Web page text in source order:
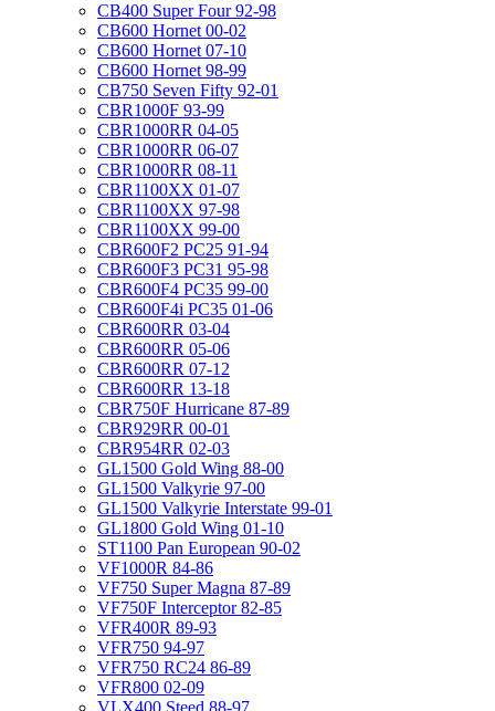
CB400 Super Four 92-98
CB600 Hornet 00-02
CB600 Hornet 07-10
CB600 Hornet 98-99
CB750 Seven Fifty 92-01
CBR1000F 93-99
CBR1000RR 04-05
CBR1000RR 06-07
CBR1000RR 08-11
CBR1100XX 01-07
CBR1100XX 97-98
CBR1100XX 99-00
CBR600F2 PC25 91-94
CBR600F3 PC31 95-98
CBR600F4 PC35 99-00
CBR600F4i PC35 01-06
CBR600RR 03-04
CBR600RR 05-06
CBR600RR 07-12
CBR600RR 13-18
CBR750F Hurricane 87-89
CBR929RR 00-01
CBR954RR 02-03
GL1500 Gold Wing 88-00
GL1500 Valkyrie 97-00
GL1500 Valkyrie Interstate 99-01
GL1800 Gold Wing 01-10
ST1100 Pan European 90-02
VF1000R 84-86
VF750 Super Magna 87-89
VF750F Interceptor 82-85
VFR400R 89-93
VFR750 94-97
VFR750 RC24 86-89
VFR800 02-09